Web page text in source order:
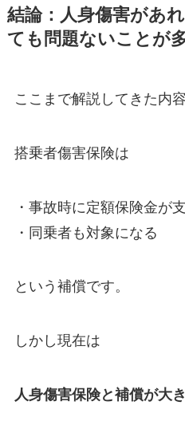
結論：人身傷害があ
ても問題ないことが
ここまで解説してきた内
搭乗者傷害保険は
・事故時に定額保険金が
・同乗者も対象になる
という補償です。
しかし現在は
人身傷害保険と補償が大